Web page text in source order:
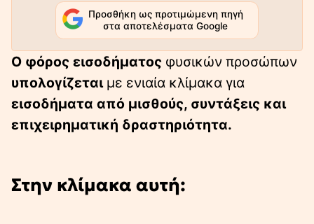
Προσθήκη ως προτιμώμενη πηγή
στα αποτελέσματα Google
O φόρος εισοδήματος φυσικών προσώπων
υπολογίζεται με ενιαία κλίμακα για
εισοδήματα από μισθούς, συντάξεις και
επιχειρηματική δραστηριότητα.
Στην κλίμακα αυτή: